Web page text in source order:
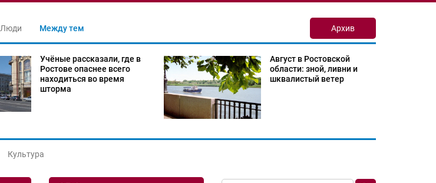
Люди Между тем Архив
Учёные рассказали, где в
Ростове опаснее всего
находиться во время
шторма
Август в Ростовской
области: зной, ливни и
шквалистый ветер
Культура